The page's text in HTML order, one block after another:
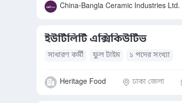
ইউটিলিটি এক্সিকিউটিভ
সাধারণ কর্মী ফুল টাইম ১ পদের সংখ্যা
Heritage Food ঢাকা জেলা